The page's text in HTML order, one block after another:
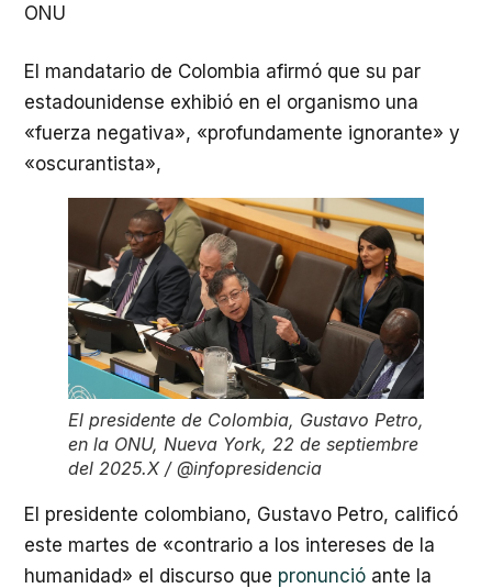
ONU
El mandatario de Colombia afirmó que su par
estadounidense exhibió en el organismo una
«fuerza negativa», «profundamente ignorante» y
«oscurantista»,
El presidente de Colombia, Gustavo Petro,
en la ONU, Nueva York, 22 de septiembre
del 2025.X / @infopresidencia
El presidente colombiano, Gustavo Petro, calificó
este martes de «contrario a los intereses de la
humanidad» el discurso que pronunció ante la